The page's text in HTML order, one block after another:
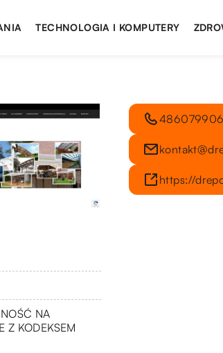
TECHNOLOGIA I KOMPUTERY
NA
Z KODEKSEM
https://